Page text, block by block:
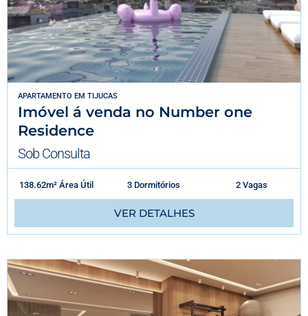
APARTAMENTO EM TIJUCAS
Imóvel á venda no Number one
Residence
Sob Consulta
138.62m² Área Útil 3 Dormitórios 2 Vagas
VER DETALHES